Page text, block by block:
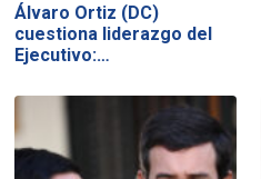
Álvaro Ortiz (DC)
cuestiona liderazgo del
Ejecutivo:…